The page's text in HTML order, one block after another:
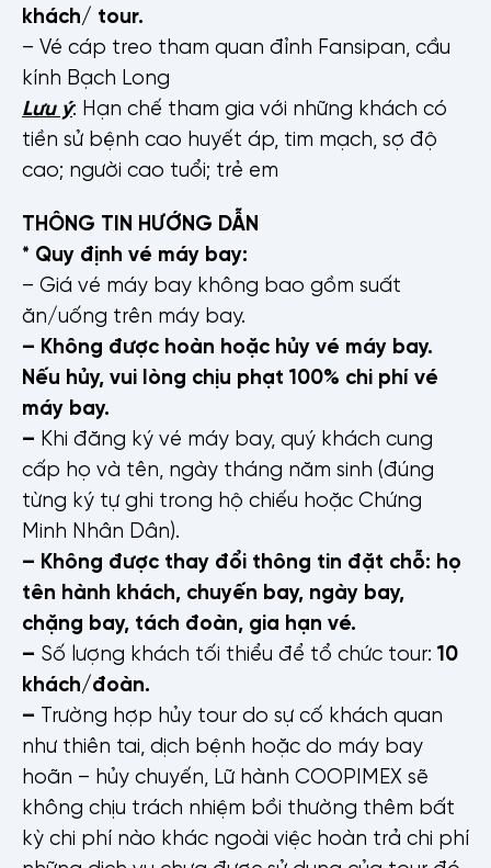
khách/ tour.
– Vé cáp treo tham quan đỉnh Fansipan, cầu
kính Bạch Long
Lưu ý: Hạn chế tham gia với những khách có
tiền sử bệnh cao huyết áp, tim mạch, sợ độ
cao; người cao tuổi; trẻ em
THÔNG TIN HƯỚNG DẪN
* Quy định vé máy bay:
– Giá vé máy bay không bao gồm suất
ăn/uống trên máy bay.
– Không được hoàn hoặc hủy vé máy bay.
Nếu hủy, vui lòng chịu phạt 100% chi phí vé
máy bay.
– Khi đăng ký vé máy bay, quý khách cung
cấp họ và tên, ngày tháng năm sinh (đúng
từng ký tự ghi trong hộ chiếu hoặc Chứng
Minh Nhân Dân).
– Không được thay đổi thông tin đặt chỗ: họ
tên hành khách, chuyến bay, ngày bay,
chặng bay, tách đoàn, gia hạn vé.
– Số lượng khách tối thiểu để tổ chức tour: 10
khách/đoàn.
– Trường hợp hủy tour do sự cố khách quan
như thiên tai, dịch bệnh hoặc do máy bay
hoãn – hủy chuyến, Lữ hành COOPIMEX sẽ
không chịu trách nhiệm bồi thường thêm bất
kỳ chi phí nào khác ngoài việc hoàn trả chi phí